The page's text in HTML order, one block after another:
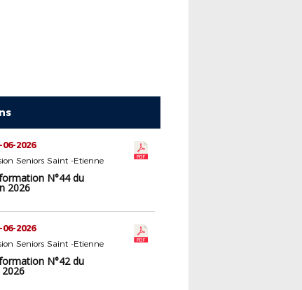
2026
Seniors Saint -Etienne
N°44 du
2026
2026
Seniors Saint -Etienne
N°42 du
2026